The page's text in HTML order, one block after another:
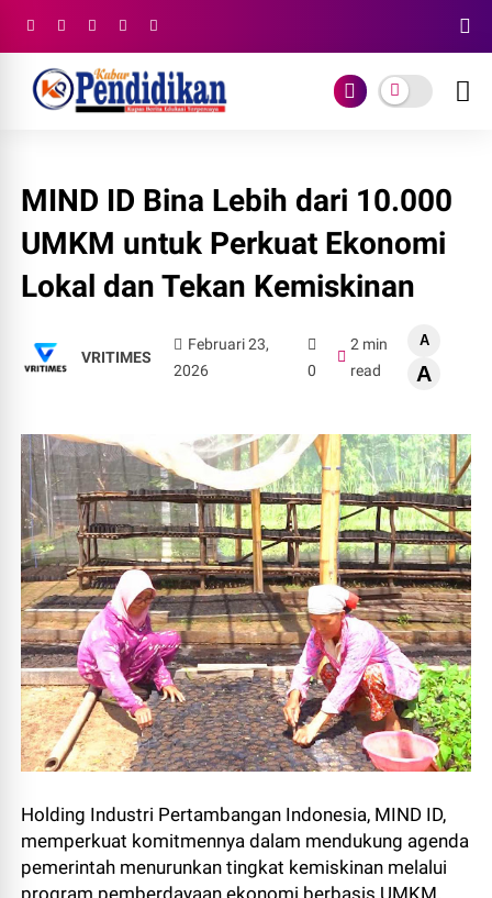
MIND ID Bina Lebih dari 10.000
UMKM untuk Perkuat Ekonomi
Lokal dan Tekan Kemiskinan
VRITIMES
Februari 23,
2026
0
2 min
read
A
A
Holding Industri Pertambangan Indonesia, MIND ID,
memperkuat komitmennya dalam mendukung agenda
pemerintah menurunkan tingkat kemiskinan melalui
program pemberdayaan ekonomi berbasis UMKM.